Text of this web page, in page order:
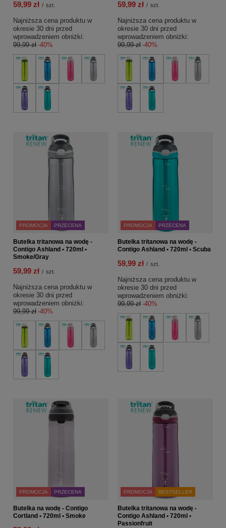
59,99 zł / szt.
Najniższa cena produktu w
okresie 30 dni przed
wprowadzeniem obniżki:
99,99 zł -40%
59,99 zł / szt.
Najniższa cena produktu w
okresie 30 dni przed
wprowadzeniem obniżki:
99,99 zł -40%
PROMOCJA PRZECENA
Butelka tritanowa na wodę -
Contigo Ashland • 720ml •
Smoke/Gray
59,99 zł / szt.
Najniższa cena produktu w
okresie 30 dni przed
wprowadzeniem obniżki:
99,99 zł -40%
PROMOCJA PRZECENA
Butelka tritanowa na wodę -
Contigo Ashland • 720ml • Scuba
59,99 zł / szt.
Najniższa cena produktu w
okresie 30 dni przed
wprowadzeniem obniżki:
99,99 zł -40%
PROMOCJA PRZECENA
Butelka na wodę - Contigo
Cortland • 720ml • Smoke
PROMOCJA BESTSELLER
Butelka tritanowa na wodę -
Contigo Ashland • 720ml •
Passionfruit